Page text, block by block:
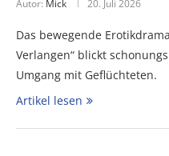
Autor: Mick 20. Juli 2026
Das bewegende
Verlangen“ blickt
Umgang mit Geflüchteten.
Artikel lesen